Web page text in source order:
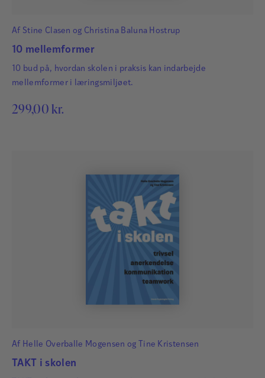
Af Stine Clasen og Christina Baluna Hostrup
10 mellemformer
10 bud på, hvordan skolen i praksis kan indarbejde
mellemformer i læringsmiljøet.
299,00 kr.
Af Helle Overballe Mogensen og Tine Kristensen
TAKT i skolen